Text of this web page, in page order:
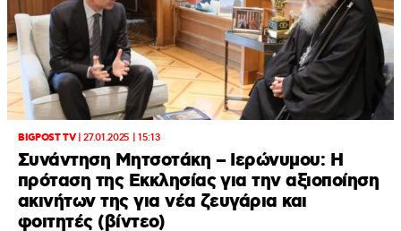
BIGPOST TV|27.01.2025 | 15:13
Συνάντηση Μητσοτάκη – Ιερώνυμου: H
πρόταση της Εκκλησίας για την αξιοποίηση
ακινήτων της για νέα ζευγάρια και
φοιτητές (βίντεο)